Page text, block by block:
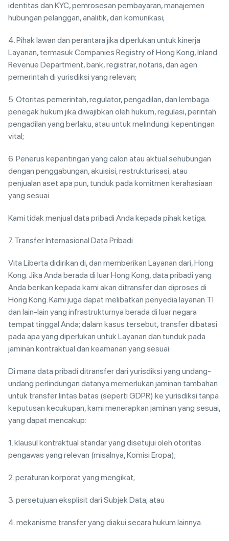
identitas dan KYC, pemrosesan pembayaran, manajemen
hubungan pelanggan, analitik, dan komunikasi;
4. Pihak lawan dan perantara jika diperlukan untuk kinerja
Layanan, termasuk Companies Registry of Hong Kong, Inland
Revenue Department, bank, registrar, notaris, dan agen
pemerintah di yurisdiksi yang relevan;
5. Otoritas pemerintah, regulator, pengadilan, dan lembaga
penegak hukum jika diwajibkan oleh hukum, regulasi, perintah
pengadilan yang berlaku, atau untuk melindungi kepentingan
vital;
6. Penerus kepentingan yang calon atau aktual sehubungan
dengan penggabungan, akuisisi, restrukturisasi, atau
penjualan aset apa pun, tunduk pada komitmen kerahasiaan
yang sesuai.
Kami tidak menjual data pribadi Anda kepada pihak ketiga.
7. Transfer Internasional Data Pribadi
Vita Liberta didirikan di, dan memberikan Layanan dari, Hong
Kong. Jika Anda berada di luar Hong Kong, data pribadi yang
Anda berikan kepada kami akan ditransfer dan diproses di
Hong Kong. Kami juga dapat melibatkan penyedia layanan TI
dan lain-lain yang infrastrukturnya berada di luar negara
tempat tinggal Anda; dalam kasus tersebut, transfer dibatasi
pada apa yang diperlukan untuk Layanan dan tunduk pada
jaminan kontraktual dan keamanan yang sesuai.
Di mana data pribadi ditransfer dari yurisdiksi yang undang-
undang perlindungan datanya memerlukan jaminan tambahan
untuk transfer lintas batas (seperti GDPR) ke yurisdiksi tanpa
keputusan kecukupan, kami menerapkan jaminan yang sesuai,
yang dapat mencakup:
1. klausul kontraktual standar yang disetujui oleh otoritas
pengawas yang relevan (misalnya, Komisi Eropa);
2. peraturan korporat yang mengikat;
3. persetujuan eksplisit dari Subjek Data; atau
4. mekanisme transfer yang diakui secara hukum lainnya.